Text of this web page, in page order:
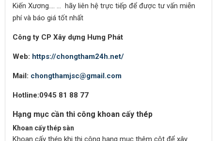
Kiến Xương…. … hãy liên hệ trực tiếp để được tư vấn miễn
phí và báo giá tốt nhất
Công ty CP Xây dựng Hưng Phát
Web: https://chongtham24h.net/
Mail: chongthamjsc@gmail.com
Hotline:0945 81 88 77
Hạng mục cần thi công khoan cấy thép
Khoan cấy thép sàn
Khoan cấy thép khi thi công hạng mục thêm cột để xây